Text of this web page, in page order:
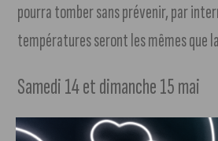
pourra tomber sans prévenir, par
températures seront les mêmes que
Samedi 14 et dimanche 15 mai
Le week-end s’annonce très